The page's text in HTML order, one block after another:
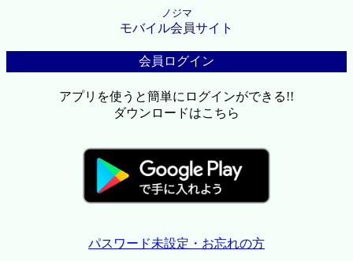
ノジマ
モバイル会員サイト
会員ログイン
アプリを使うと簡単にログインができる!!
ダウンロードはこちら
パスワード未設定・お忘れの方